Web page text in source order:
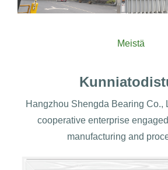
Meistä
Hangzhou Shengda Bearing Co.,
cooperative enterprise
manufacturing and